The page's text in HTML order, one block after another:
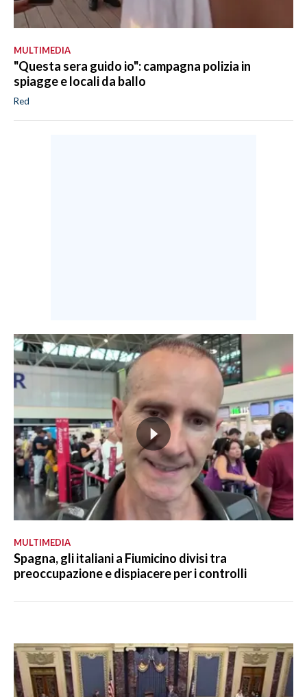
MULTIMEDIA
"Questa sera guido io": campagna polizia in
spiagge e locali da ballo
Red
MULTIMEDIA
Spagna, gli italiani a Fiumicino divisi tra
preoccupazione e dispiacere per i controlli